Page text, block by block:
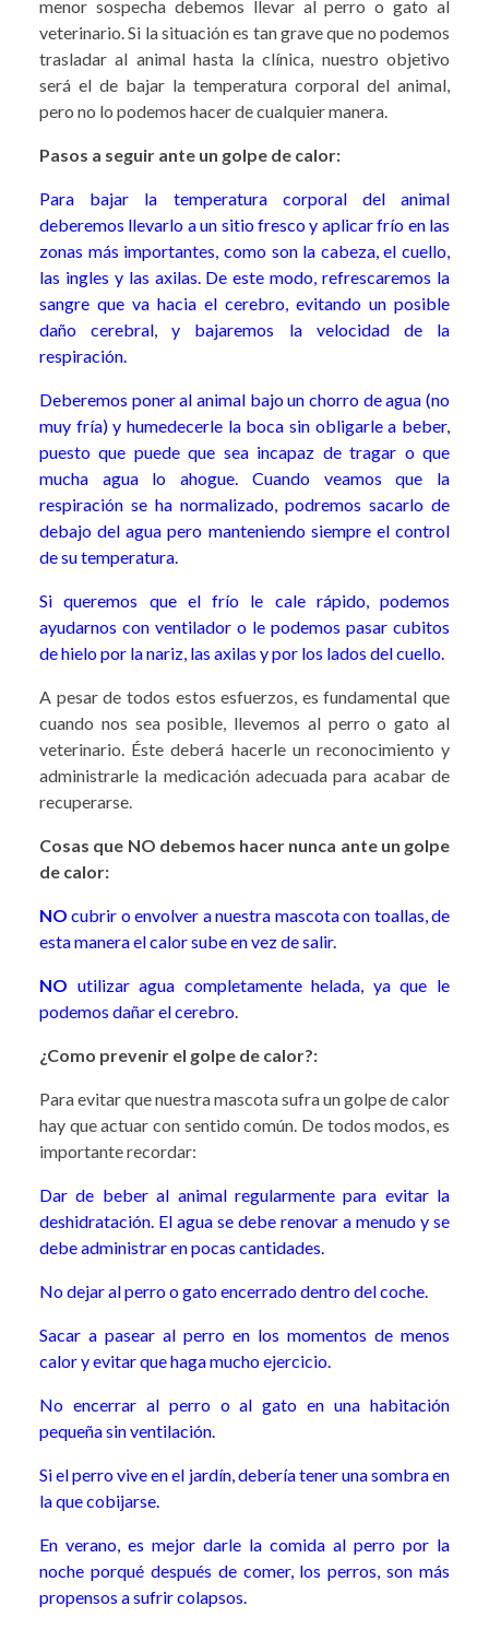
menor sospecha debemos llevar al perro o gato al
veterinario. Si la situación es tan grave que no podemos
trasladar al animal hasta la clínica, nuestro objetivo
será el de bajar la temperatura corporal del animal,
pero no lo podemos hacer de cualquier manera.
Pasos a seguir ante un golpe de calor:
Para bajar la temperatura corporal del animal
deberemos llevarlo a un sitio fresco y aplicar frío en las
zonas más importantes, como son la cabeza, el cuello,
las ingles y las axilas. De este modo, refrescaremos la
sangre que va hacia el cerebro, evitando un posible
daño cerebral, y bajaremos la velocidad de la
respiración.
Deberemos poner al animal bajo un chorro de agua (no
muy fría) y humedecerle la boca sin obligarle a beber,
puesto que puede que sea incapaz de tragar o que
mucha agua lo ahogue. Cuando veamos que la
respiración se ha normalizado, podremos sacarlo de
debajo del agua pero manteniendo siempre el control
de su temperatura.
Si queremos que el frío le cale rápido, podemos
ayudarnos con ventilador o le podemos pasar cubitos
de hielo por la nariz, las axilas y por los lados del cuello.
A pesar de todos estos esfuerzos, es fundamental que
cuando nos sea posible, llevemos al perro o gato al
veterinario. Éste deberá hacerle un reconocimiento y
administrarle la medicación adecuada para acabar de
recuperarse.
Cosas que NO debemos hacer nunca ante un golpe
de calor:
NO cubrir o envolver a nuestra mascota con toallas, de
esta manera el calor sube en vez de salir.
NO utilizar agua completamente helada, ya que le
podemos dañar el cerebro.
¿Como prevenir el golpe de calor?:
Para evitar que nuestra mascota sufra un golpe de calor
hay que actuar con sentido común. De todos modos, es
importante recordar:
Dar de beber al animal regularmente para evitar la
deshidratación. El agua se debe renovar a menudo y se
debe administrar en pocas cantidades.
No dejar al perro o gato encerrado dentro del coche.
Sacar a pasear al perro en los momentos de menos
calor y evitar que haga mucho ejercicio.
No encerrar al perro o al gato en una habitación
pequeña sin ventilación.
Si el perro vive en el jardín, debería tener una sombra en
la que cobijarse.
En verano, es mejor darle la comida al perro por la
noche porqué después de comer, los perros, son más
propensos a sufrir colapsos.